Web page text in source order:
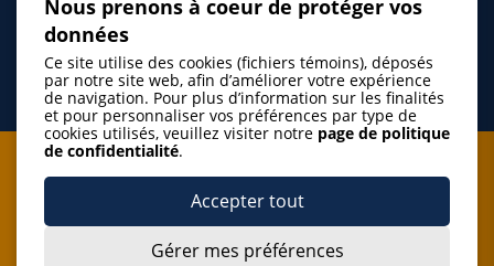
Je m'abonne à l'infolettre
J’accepte de m’abonner à l’infolettre de La Gazette de la
Nous prenons à coeur de protéger vos
données
Ce site utilise des cookies (fichiers témoins), déposés
par notre site web, afin d’améliorer votre expérience
de navigation. Pour plus d’information sur les finalités
et pour personnaliser vos préférences par type de
cookies utilisés, veuillez visiter notre page de politique
de confidentialité.
Accepter tout
Gérer mes préférences